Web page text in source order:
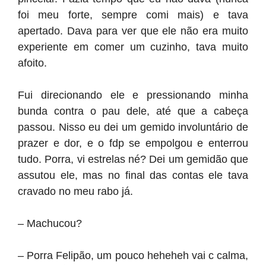
foi meu forte, sempre comi mais) e tava
apertado. Dava para ver que ele não era muito
experiente em comer um cuzinho, tava muito
afoito.
Fui direcionando ele e pressionando minha
bunda contra o pau dele, até que a cabeça
passou. Nisso eu dei um gemido involuntário de
prazer e dor, e o fdp se empolgou e enterrou
tudo. Porra, vi estrelas né? Dei um gemidão que
assutou ele, mas no final das contas ele tava
cravado no meu rabo já.
– Machucou?
– Porra Felipão, um pouco heheheh vai c calma,